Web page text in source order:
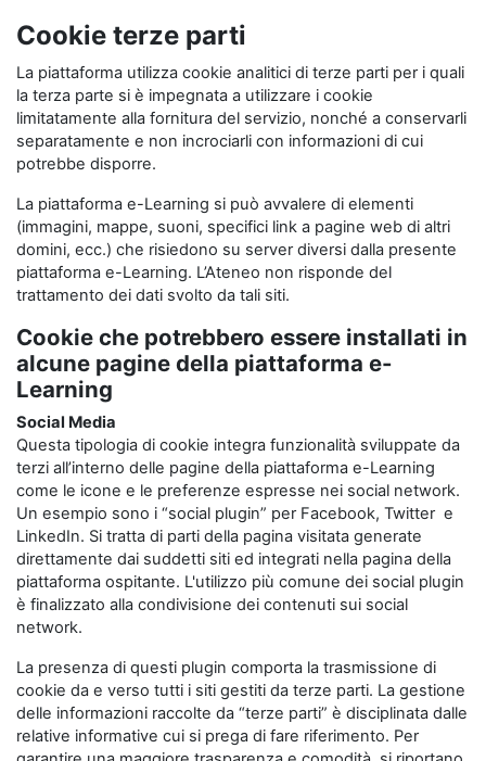
Cookie terze parti
La piattaforma utilizza cookie analitici di terze parti per i quali
la terza parte si è impegnata a utilizzare i cookie
limitatamente alla fornitura del servizio, nonché a conservarli
separatamente e non incrociarli con informazioni di cui
potrebbe disporre.
La piattaforma e-Learning si può avvalere di elementi
(immagini, mappe, suoni, specifici link a pagine web di altri
domini, ecc.) che risiedono su server diversi dalla presente
piattaforma e-Learning. L’Ateneo non risponde del
trattamento dei dati svolto da tali siti.
Cookie che potrebbero essere installati in
alcune pagine della piattaforma e-
Learning
Social Media
Questa tipologia di cookie integra funzionalità sviluppate da
terzi all’interno delle pagine della piattaforma e-Learning
come le icone e le preferenze espresse nei social network.
Un esempio sono i “social plugin” per Facebook, Twitter e
LinkedIn. Si tratta di parti della pagina visitata generate
direttamente dai suddetti siti ed integrati nella pagina della
piattaforma ospitante. L'utilizzo più comune dei social plugin
è finalizzato alla condivisione dei contenuti sui social
network.
La presenza di questi plugin comporta la trasmissione di
cookie da e verso tutti i siti gestiti da terze parti. La gestione
delle informazioni raccolte da “terze parti” è disciplinata dalle
relative informative cui si prega di fare riferimento. Per